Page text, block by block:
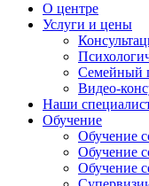
О центре
Услуги и цены
Семейный
Видео-
Наши
Обучение
Обучение
Обучение
Обучение